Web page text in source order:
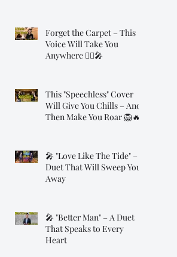
Forget the Carpet – This
Voice Will Take You
Anywhere 🧞‍♂️🎤
This "Speechless" Cover
Will Give You Chills – And
Then Make You Roar 🦁🔥
🎤 "Love Like The Tide" – A
Duet That Will Sweep You
Away
🎤 "Better Man" – A Duet
That Speaks to Every
Heart